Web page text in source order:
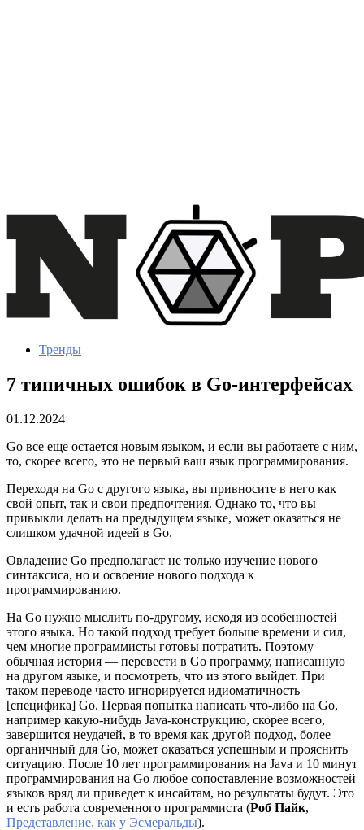
Тренды
7 типичных ошибок в Go-интерфейсах
01.12.2024
Go все еще остается новым языком, и если вы работаете с ним,
то, скорее всего, это не первый ваш язык программирования.
Переходя на Go с другого языка, вы привносите в него как
свой опыт, так и свои предпочтения. Однако то, что вы
привыкли делать на предыдущем языке, может оказаться не
слишком удачной идеей в Go.
Овладение Go предполагает не только изучение нового
синтаксиса, но и освоение нового подхода к
программированию.
На Go нужно мыслить по-другому, исходя из особенностей
этого языка. Но такой подход требует больше времени и сил,
чем многие программисты готовы потратить. Поэтому
обычная история — перевести в Go программу, написанную
на другом языке, и посмотреть, что из этого выйдет. При
таком переводе часто игнорируется идиоматичность
[специфика] Go. Первая попытка написать что-либо на Go,
например какую-нибудь Java-конструкцию, скорее всего,
завершится неудачей, в то время как другой подход, более
органичный для Go, может оказаться успешным и прояснить
ситуацию. После 10 лет программирования на Java и 10 минут
программирования на Go любое сопоставление возможностей
языков вряд ли приведет к инсайтам, но результаты будут. Это
и есть работа современного программиста (Роб Пайк,
Представление, как у Эсмеральды).